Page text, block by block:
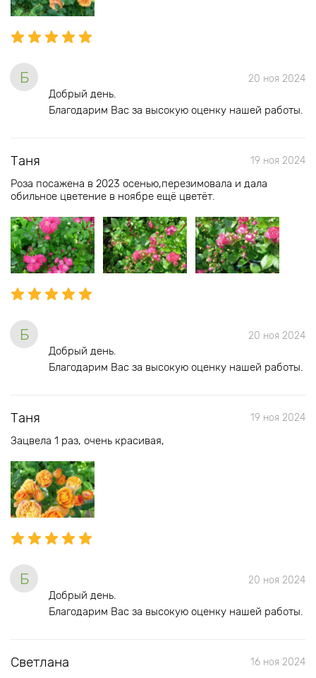
Б 20 ноя 2024
Добрый день.
Благодарим Вас за высокую оценку нашей работы.
Таня 19 ноя 2024
Роза посажена в 2023 осенью,перезимовала и дала
обильное цветение в ноябре ещё цветёт.
Б 20 ноя 2024
Добрый день.
Благодарим Вас за высокую оценку нашей работы.
Таня 19 ноя 2024
Зацвела 1 раз, очень красивая,
Б 20 ноя 2024
Добрый день.
Благодарим Вас за высокую оценку нашей работы.
Светлана 16 ноя 2024